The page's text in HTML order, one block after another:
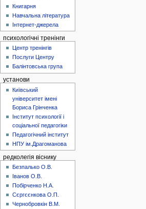
Книгарня
Навчальна література
Інтернет-джерела
психологічні тренінги
Центр тренінгів
Послуги Центру
Балінтовська група
установи
Київський
університет імені
Бориса Грінченка
Інститут психології і
соціальної педагогіки
Педагогічний інститут
НПУ ім.Драгоманова
редколегія віснику
Безпалько О.В.
Іванов О.В.
Побірченко Н.А.
Сєргєєнкова О.П.
Чернобровкін В.М.